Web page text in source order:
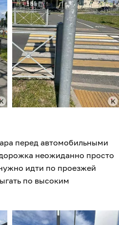
перед автомобильными
неожиданно просто
идти по проезжей
по высоким